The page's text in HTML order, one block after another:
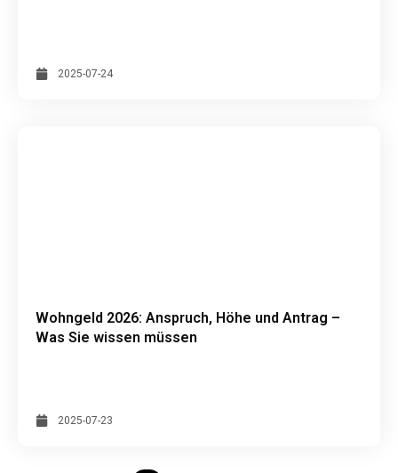
2025-07-24
Wohngeld 2026: Anspruch, Höhe und Antrag –
Was Sie wissen müssen
2025-07-23